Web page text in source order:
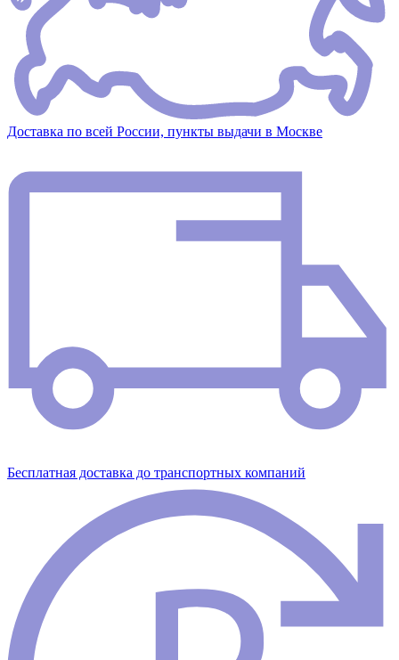
Доставка по всей России, пункты выдачи в Москве
Бесплатная доставка до транспортных компаний